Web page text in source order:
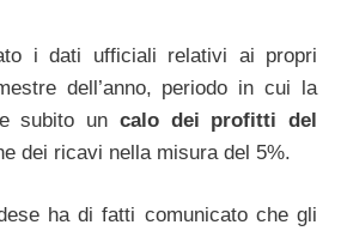
i dati ufficiali relativi ai propri
dell’anno, periodo in cui la
subito un calo dei profitti del
dei ricavi nella misura del 5%.
ha di fatti comunicato che gli